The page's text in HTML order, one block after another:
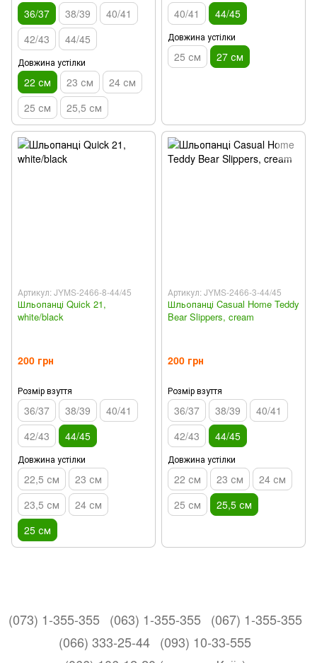
36/37 38/39
40/41
42/43
44/45
Довжина устілки
22 см 23 см
24 см
25 см
25,5 см
40/41 44/45
Довжина устілки
25 см 27 см
Артикул: JYMS-2466-8-44/45
Шльопанці Quick 21,
white/black
200 грн
Розмір взуття
36/37 38/39
40/41
42/43
44/45
Довжина устілки
22,5 см
23 см
23,5 см
24 см
25 см
Артикул: JYMS-2466-3-44/45
Шльопанці Casual Home Teddy
Bear Slippers, cream
200 грн
Розмір взуття
36/37 38/39
40/41
42/43
44/45
Довжина устілки
22 см 23 см
24 см
25 см
25,5 см
(073) 1-355-355 (063) 1-355-355 (067) 1-355-355
(066) 333-25-44 (093) 10-33-555